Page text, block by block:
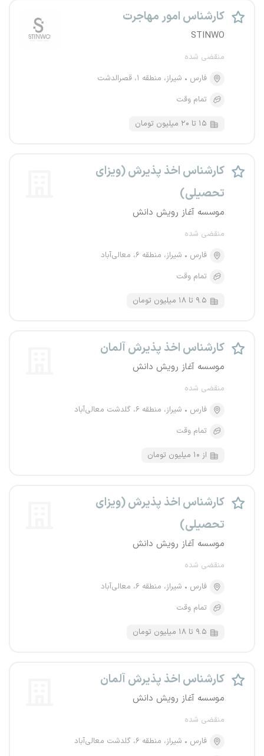
کارشناس امور مهاجرت
STINWO
منقضی شده
فارس
شیراز، منطقه ۱، قصرالدشت
تمام وقت
۱۵ تا ۲۰ میلیون تومان
کارشناس اخذ پذیرش (ویزای
تحصیلی)
موسسه آغاز رویش دانش
منقضی شده
فارس
شیراز، منطقه ۶، معالی‌آباد
تمام وقت
۹.۵ تا ۱۸ میلیون تومان
کارشناس اخذ پذیرش آلمان
موسسه آغاز رویش دانش
منقضی شده
فارس
شیراز، منطقه ۶، گلدشت معالی‌آباد
تمام وقت
از ۱۰ میلیون تومان
کارشناس اخذ پذیرش (ویزای
تحصیلی)
موسسه آغاز رویش دانش
منقضی شده
فارس
شیراز، منطقه ۶، معالی‌آباد
تمام وقت
۹.۵ تا ۱۸ میلیون تومان
کارشناس اخذ پذیرش آلمان
موسسه آغاز رویش دانش
منقضی شده
فارس
شیراز، منطقه ۶، گلدشت معالی‌آباد